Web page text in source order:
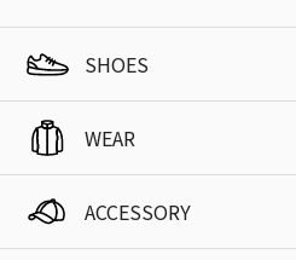
SHOES
WEAR
ACCESSORY